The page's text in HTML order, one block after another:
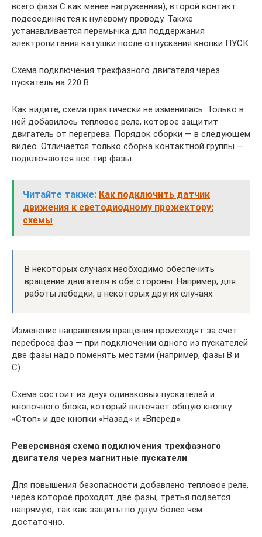
всего фаза С как менее нагруженная), второй контакт
подсоединяется к нулевому проводу. Также
устанавливается перемычка для поддержания
электропитания катушки после отпускания кнопки ПУСК.
Схема подключения трехфазного двигателя через
пускатель на 220 В
Как видите, схема практически не изменилась. Только в
ней добавилось тепловое реле, которое защитит
двигатель от перегрева. Порядок сборки — в следующем
видео. Отличается только сборка контактной группы —
подключаются все тир фазы.
Читайте также: Как подключить датчик
движения к светодиодному прожектору:
схемы
В некоторых случаях необходимо обеспечить
вращение двигателя в обе стороны. Например, для
работы лебедки, в некоторых других случаях.
Изменение направления вращения происходят за счет
переброса фаз — при подключении одного из пускателей
две фазы надо поменять местами (например, фазы B и
C).
Схема состоит из двух одинаковых пускателей и
кнопочного блока, который включает общую кнопку
«Стоп» и две кнопки «Назад» и «Вперед».
Реверсивная схема подключения трехфазного
двигателя через магнитные пускатели
Для повышения безопасности добавлено тепловое реле,
через которое проходят две фазы, третья подается
напрямую, так как защиты по двум более чем
достаточно.